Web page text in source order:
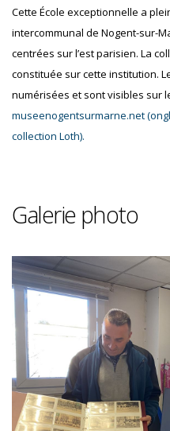
Cette École exceptionnelle a
intercommunal de Nogent-sur-
centrées sur l’est parisien. La
constituée sur cette institution.
numérisées et sont visibles sur
museenogentsurmarne.net
collection Loth).
Galerie photo